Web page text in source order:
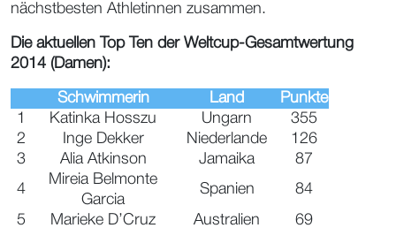
nächstbesten Athletinnen zusammen.
Die aktuellen Top Ten der Weltcup-Gesamtwertung
2014 (Damen):
Schwimmerin Land
Punkte
1
Katinka Hosszu Ungarn
355
2
Inge Dekker Niederlande
126
3
Alia Atkinson Jamaika 87
4
Mireia Belmonte
Garcia
Spanien 84
5 Marieke D’Cruz Australien
69